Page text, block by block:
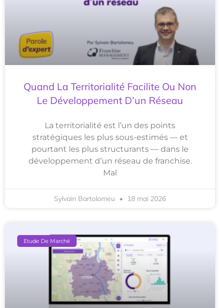
Quand La Territorialité Facilite Ou Non
Le Développement D’un Réseau
La territorialité est l’un des points
stratégiques les plus sous-estimés — et
pourtant les plus structurants — dans le
développement d’un réseau de franchise.
Mal
Sylvain Bartolomeu 18 mai 2026
Etude De Marché